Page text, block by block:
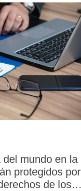
Países
Eslovenia,
el mapa
mundo en la
protegidos por
de los